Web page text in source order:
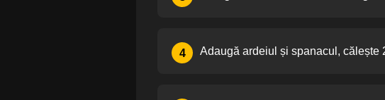
4 Adaugă ardeiul și spanacul, călește